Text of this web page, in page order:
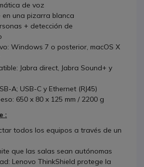
de voz
en una pizarra blanca
+ detección de
Windows 7 o posterior, macOS X
Jabra direct, Jabra Sound+ y
A; USB-C y Ethernet (RJ45)
650 x 80 x 125 mm / 2200 g
:
todos los equipos a través de un
que las salas sean autónomas
Lenovo ThinkShield protege la